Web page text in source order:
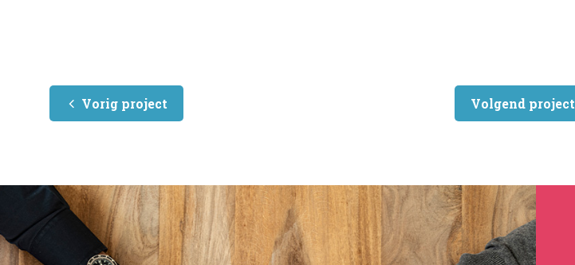
Vorig project Volgend project